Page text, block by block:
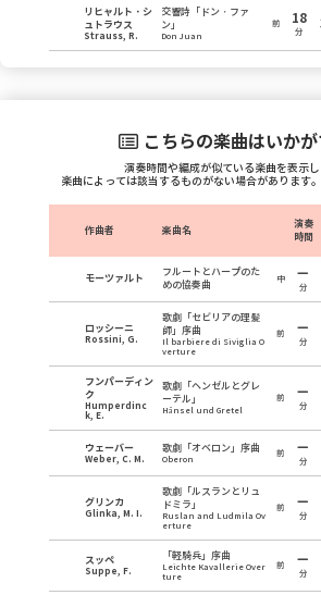
リヒャルト・シ
ュトラウス
Strauss, R.
交響詩「ドン・ファ
ン」
Don Juan
前 18
分
こちらの楽曲はいか
演奏時間や編成が似ている楽曲を表示
楽曲によっては該当するものがない場合があります
作曲者 楽曲名
演奏
時間
モーツァルト
フルートとハープのた
めの協奏曲
中
分
ロッシーニ
Rossini, G.
歌劇「セビリアの理髪
師」序曲
Il barbiere di Siviglia O
verture
前
分
フンパーディン
ク
Humperdinc
k, E.
歌劇「ヘンゼルとグレ
ーテル」
Hänsel und Gretel
前
分
ウェーバー
Weber, C. M.
歌劇「オベロン」序曲
Oberon
前
分
グリンカ
Glinka, M. I.
歌劇「ルスランとリュ
ドミラ」
Ruslan and Ludmila Ov
erture
前
分
スッペ
Suppe, F.
「軽騎兵」序曲
Leichte Kavallerie Over
ture
前
分